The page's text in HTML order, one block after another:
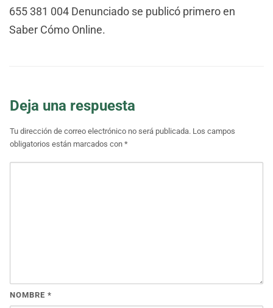
655 381 004 Denunciado se publicó primero en
Saber Cómo Online.
Deja una respuesta
Tu dirección de correo electrónico no será publicada. Los campos
obligatorios están marcados con *
NOMBRE *